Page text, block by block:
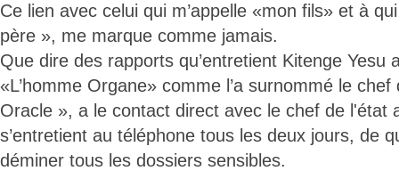
Ce lien avec celui qui m’appelle «mon fils» et à
père », me marque comme jamais.
Que dire des rapports qu’entretient Kitenge Yesu
«L’homme Organe» comme l’a surnommé le chef
Oracle », a le contact direct avec le chef de l'état
s’entretient au téléphone tous les deux jours, de
déminer tous les dossiers sensibles.